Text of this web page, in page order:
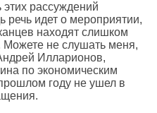
рассуждений
речь идет о мероприятии,
находят слишком
Можете не слушать меня,
Илларионов,
по экономическим
году не ушел в